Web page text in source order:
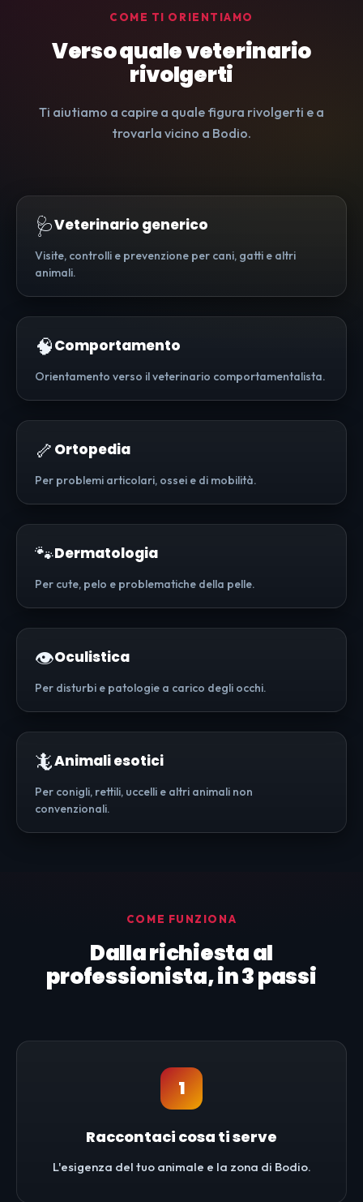
COME TI ORIENTIAMO
Verso quale veterinario
rivolgerti
Ti aiutiamo a capire a quale figura rivolgerti e a
trovarla vicino a Bodio.
🩺Veterinario generico
Visite, controlli e prevenzione per cani, gatti e altri
animali.
🧠Comportamento
Orientamento verso il veterinario comportamentalista.
🦴 Ortopedia
Per problemi articolari, ossei e di mobilità.
🐾Dermatologia
Per cute, pelo e problematiche della pelle.
👁️Oculistica
Per disturbi e patologie a carico degli occhi.
🦎Animali esotici
Per conigli, rettili, uccelli e altri animali non
convenzionali.
COME FUNZIONA
Dalla richiesta al
professionista, in 3 passi
1
Raccontaci cosa ti serve
L'esigenza del tuo animale e la zona di Bodio.